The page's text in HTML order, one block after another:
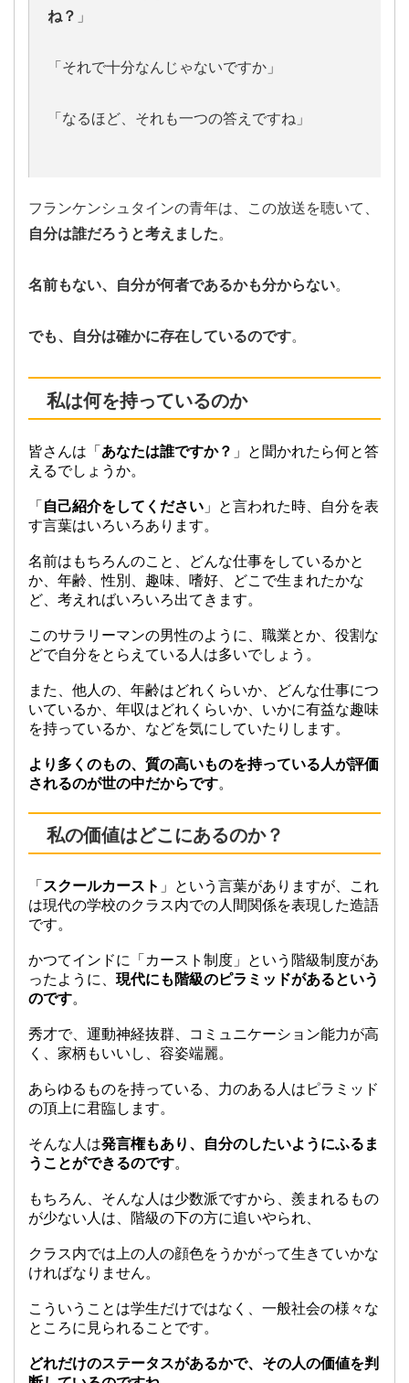
ね？ 」
「それで十分なんじゃないですか」
「なるほど、それも一つの答えですね」
フランケンシュタインの青年は、この放送を聴いて、
自分は誰だろうと考えました。
名前もない、自分が何者であるかも分からない。
でも、自分は確かに存在しているのです。
私は何を持っているのか
皆さんは「 あなたは誰ですか？ 」と聞かれたら何と答
えるでしょうか。
「 自己紹介をしてください 」と言われた時、自分を表
す言葉はいろいろあります。
名前はもちろんのこと、どんな仕事をしているかと
か、年齢、性別、趣味、嗜好、どこで生まれたかな
ど、考えればいろいろ出てきます。
このサラリーマンの男性のように、職業とか、役割な
どで自分をとらえている人は多いでしょう。
また、他人の、年齢はどれくらいか、どんな仕事につ
いているか、年収はどれくらいか、いかに有益な趣味
を持っているか、などを気にしていたりします。
より多くのもの、質の高いものを持っている人が評価
されるのが世の中だからです。
私の価値はどこにあるのか？
「 スクールカースト 」という言葉がありますが、これ
は現代の学校のクラス内での人間関係を表現した造語
です。
かつてインドに「カースト制度」という階級制度があ
ったように、現代にも階級のピラミッドがあるという
のです。
秀才で、運動神経抜群、コミュニケーション能力が高
く、家柄もいいし、容姿端麗。
あらゆるものを持っている、力のある人はピラミッド
の頂上に君臨します。
そんな人は発言権もあり、自分のしたいようにふるま
うことができるのです。
もちろん、そんな人は少数派ですから、羨まれるもの
が少ない人は、階級の下の方に追いやられ、
クラス内では上の人の顔色をうかがって生きていかな
ければなりません。
こういうことは学生だけではなく、一般社会の様々な
ところに見られることです。
どれだけのステータスがあるかで、その人の価値を判